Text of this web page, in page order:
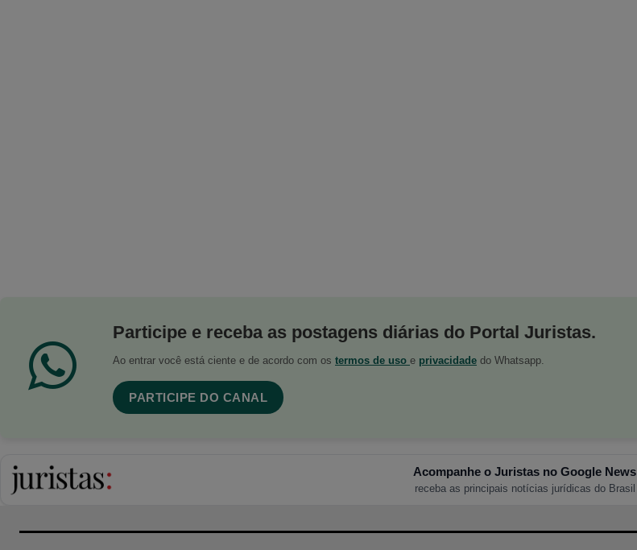
Participe e receba as postagens diárias do Portal Juristas.
Ao entrar você está ciente e de acordo com os termos de uso e privacidade do Whatsapp.
PARTICIPE DO CANAL
Acompanhe o Juristas no Google News
receba as principais notícias jurídicas do Brasil